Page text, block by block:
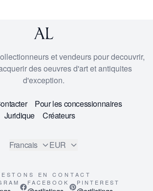
et vendeurs pour decouvrir,
des oeuvres d'art et antiquites
d'exception.
Pour les concessionnaires
Juridique
Créateurs
Francais EUR
EN CONTACT
FACEBOOK PINTEREST